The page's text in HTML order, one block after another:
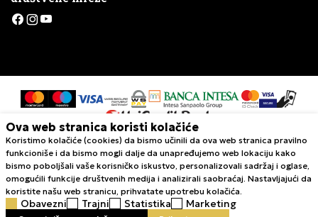
Nastojimo da budemo što precizniji u opisu proizvoda, prikazu slika i
samih cena, ali ne možemo garantovati da su sve informacije kompletne i
bez grešaka. Svi artikli prikazani na sajtu su deo naše ponude i ne
podrazumeva da su dostupni u svakom trenutku. Raspoloživost robe
možete proveriti pozivom Call Centra na 011 422 1420
Ova web stranica koristi kolačiće
Koristimo kolačiće (cookies) da bismo učinili da ova web stranica pravilno
funkcioniše i da bismo mogli dalje da unapređujemo web lokaciju kako
bismo poboljšali vaše korisničko iskustvo, personalizovali sadržaj i oglase,
omogućili funkcije društvenih medija i analizirali saobraćaj. Nastavljajući da
koristite našu web stranicu, prihvatate upotrebu kolačića.
Obavezni Trajni Statistika Marketing